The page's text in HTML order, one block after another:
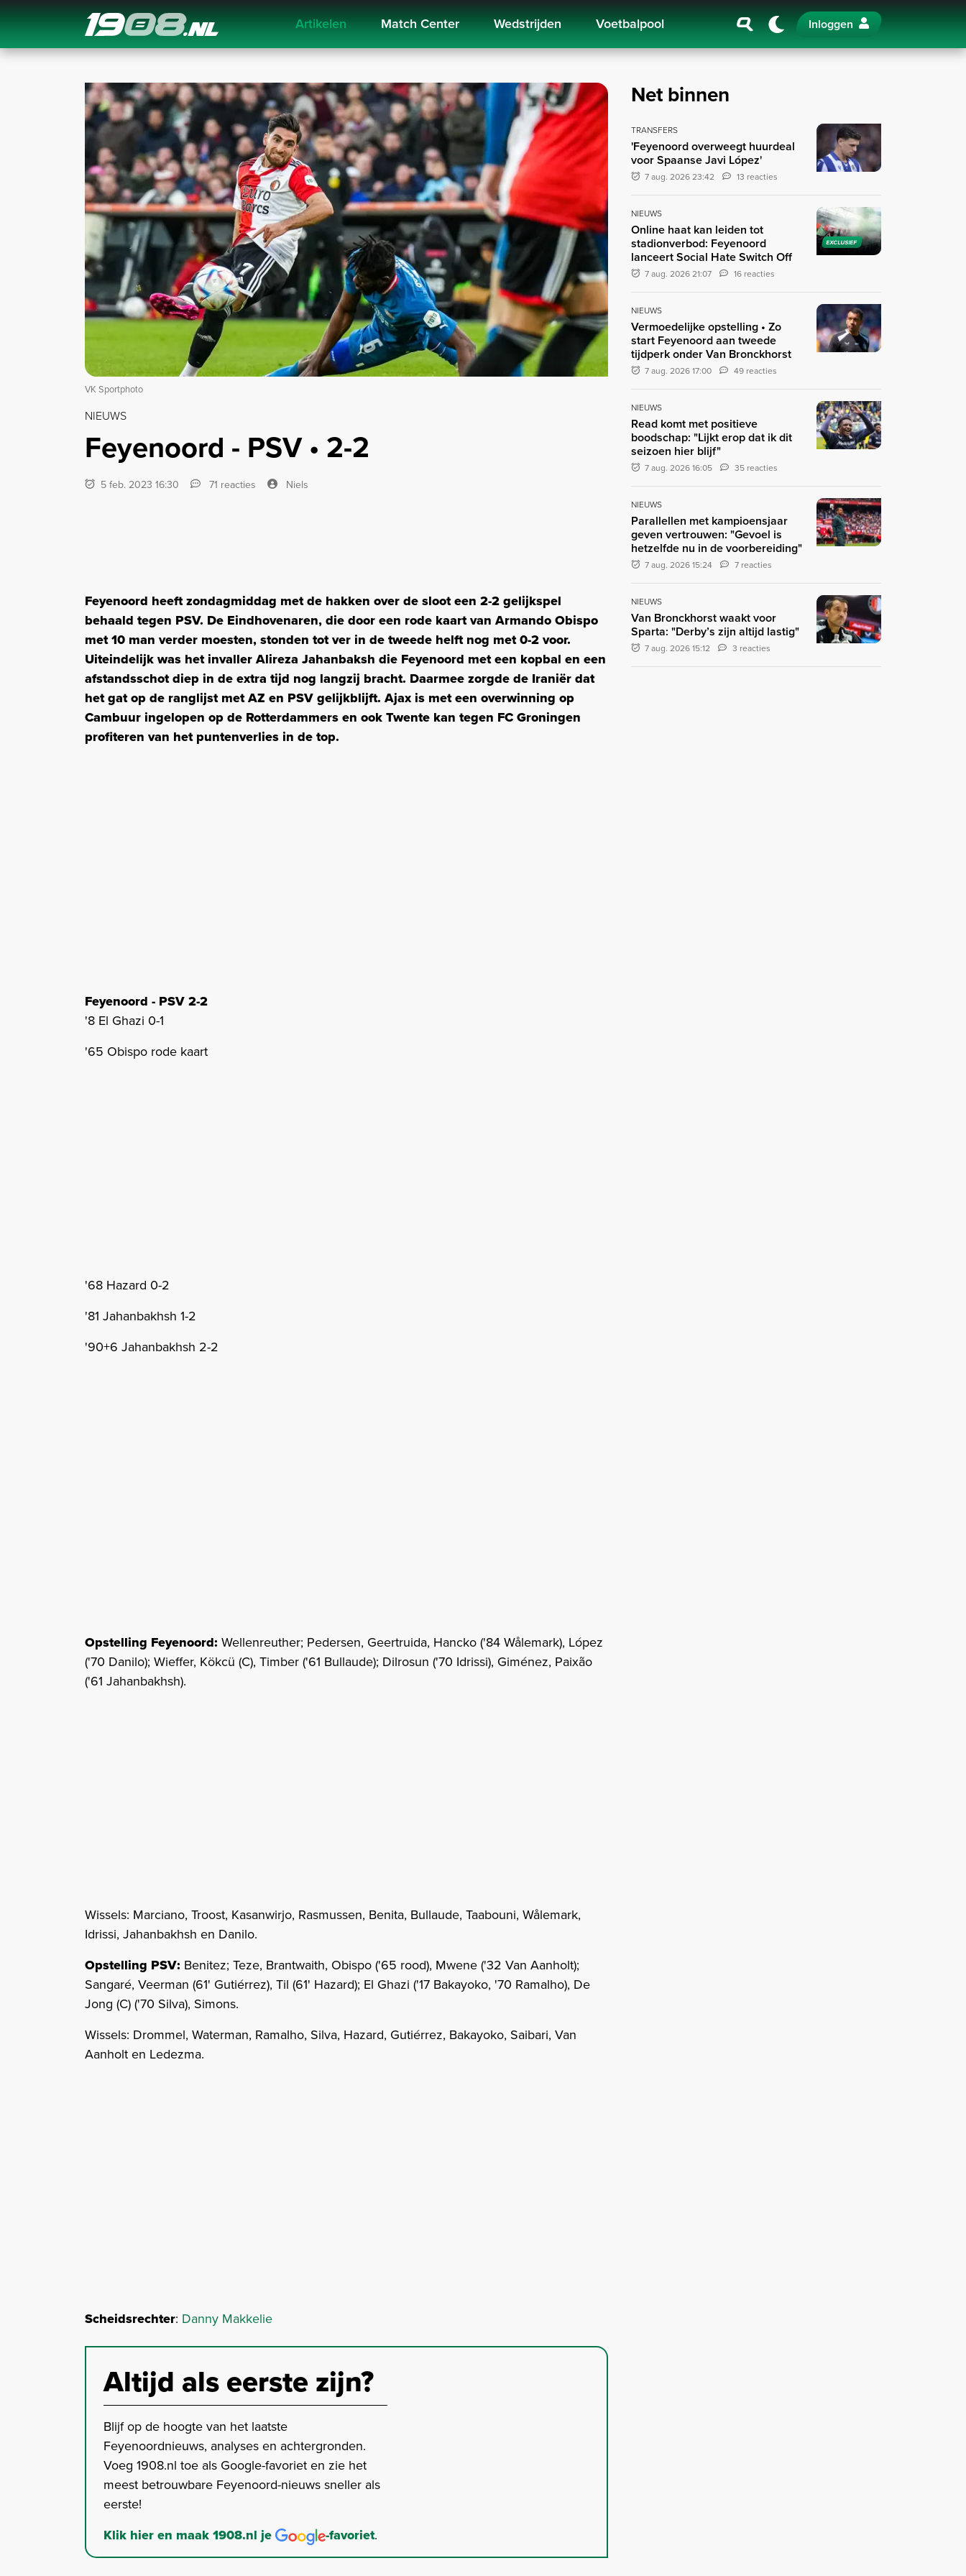
Navigation Artikelen Match Center Wedstrijden Voetbalpool Inloggen
VK Sportphoto
NIEUWS
Feyenoord - PSV • 2-2
5 feb. 2023 16:30 71 reacties Niels
Feyenoord heeft zondagmiddag met de hakken over de sloot een 2-2 gelijkspel
behaald tegen PSV. De Eindhovenaren, die door een rode kaart van Armando Obispo
met 10 man verder moesten, stonden tot ver in de tweede helft nog met 0-2 voor.
Uiteindelijk was het invaller Alireza Jahanbaksh die Feyenoord met een kopbal en een
afstandsschot diep in de extra tijd nog langzij bracht. Daarmee zorgde de Iraniër dat
het gat op de ranglijst met AZ en PSV gelijkblijft. Ajax is met een overwinning op
Cambuur ingelopen op de Rotterdammers en ook Twente kan tegen FC Groningen
profiteren van het puntenverlies in de top.
Feyenoord - PSV 2-2
'8 El Ghazi 0-1
'65 Obispo rode kaart
'68 Hazard 0-2
'81 Jahanbakhsh 1-2
'90+6 Jahanbakhsh 2-2
Opstelling Feyenoord: Wellenreuther; Pedersen, Geertruida, Hancko ('84 Wålemark), López
('70 Danilo); Wieffer, Kökcü (C), Timber ('61 Bullaude); Dilrosun ('70 Idrissi), Giménez, Paixão
('61 Jahanbakhsh).
Wissels: Marciano, Troost, Kasanwirjo, Rasmussen, Benita, Bullaude, Taabouni, Wålemark,
Idrissi, Jahanbakhsh en Danilo.
Opstelling PSV: Benitez; Teze, Brantwaith, Obispo ('65 rood), Mwene ('32 Van Aanholt);
Sangaré, Veerman (61' Gutiérrez), Til (61' Hazard); El Ghazi ('17 Bakayoko, '70 Ramalho), De
Jong (C) ('70 Silva), Simons.
Wissels: Drommel, Waterman, Ramalho, Silva, Hazard, Gutiérrez, Bakayoko, Saibari, Van
Aanholt en Ledezma.
Scheidsrechter: Danny Makkelie
Altijd als eerste zijn?
Blijf op de hoogte van het laatste
Feyenoordnieuws, analyses en achtergronden.
Voeg 1908.nl toe als Google-favoriet en zie het
meest betrouwbare Feyenoord-nieuws sneller als
eerste!
Klik hier en maak 1908.nl je
-favoriet.
Net binnen
TRANSFERS
'Feyenoord overweegt huurdeal
voor Spaanse Javi López'
7 aug. 2026 23:42 13 reacties
EXCLUSIEF
NIEUWS
Online haat kan leiden tot
stadionverbod: Feyenoord
lanceert Social Hate Switch Off
7 aug. 2026 21:07 16 reacties
NIEUWS
Vermoedelijke opstelling • Zo
start Feyenoord aan tweede
tijdperk onder Van Bronckhorst
7 aug. 2026 17:00 49 reacties
NIEUWS
Read komt met positieve
boodschap: "Lijkt erop dat ik dit
seizoen hier blijf"
7 aug. 2026 16:05 35 reacties
NIEUWS
Parallellen met kampioensjaar
geven vertrouwen: "Gevoel is
hetzelfde nu in de voorbereiding"
7 aug. 2026 15:24 7 reacties
NIEUWS
Van Bronckhorst waakt voor
Sparta: "Derby’s zijn altijd lastig"
7 aug. 2026 15:12 3 reacties